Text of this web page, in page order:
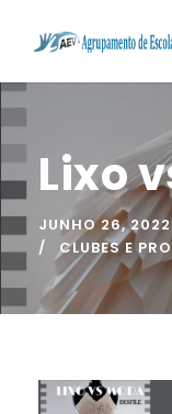
Lixo
JUNHO 26, 2022
CLUBES E